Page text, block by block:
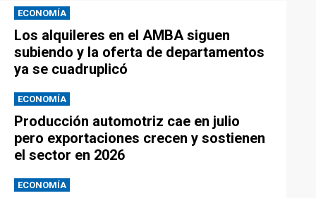
ECONOMÍA
Los alquileres en el AMBA siguen
subiendo y la oferta de departamentos
ya se cuadruplicó
ECONOMÍA
Producción automotriz cae en julio
pero exportaciones crecen y sostienen
el sector en 2026
ECONOMÍA